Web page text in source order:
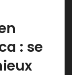
: se